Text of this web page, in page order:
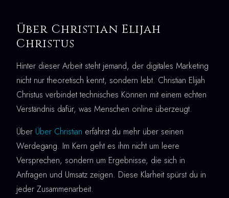
Über Christian Elijah
Christus
Hinter dieser Arbeit steht jemand, der digitales Marketing
nicht nur theoretisch kennt, sondern lebt. Christian Elijah
Christus verbindet technisches Können mit einem echten
Verständnis dafür, was Menschen online überzeugt.
Über Über Christian erfährst du mehr über seinen
Werdegang. Im Kern geht es ihm nicht um leere
Versprechen, sondern um Ergebnisse, die sich in
Anfragen und Umsatz zeigen. Diese Klarheit spürst du in
jeder Zusammenarbeit.